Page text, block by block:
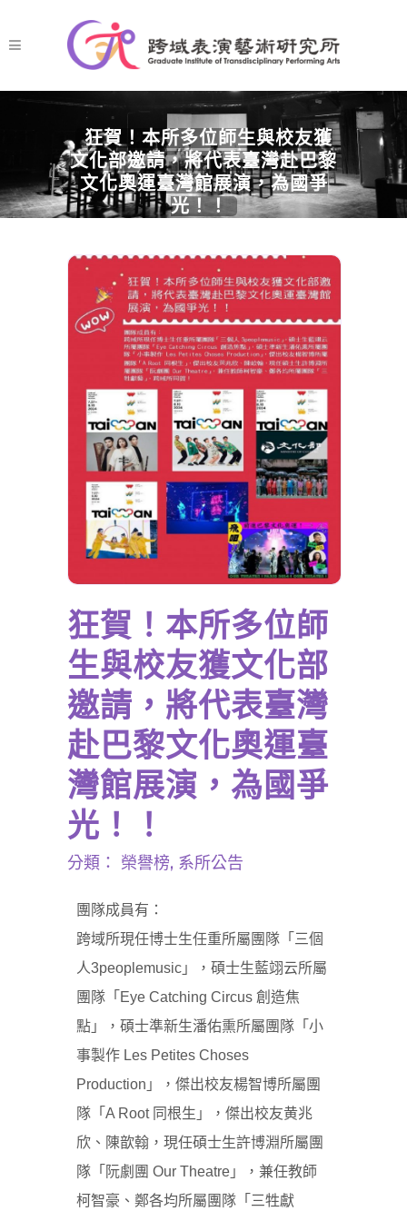
狂賀！本所多位師生與校友獲
文化部邀請，將代表臺灣赴巴黎
文化奧運臺灣館展演，為國爭
光！！
狂賀！本所多位師
生與校友獲文化部
邀請，將代表臺灣
赴巴黎文化奧運臺
灣館展演，為國爭
光！！
分類： 榮譽榜, 系所公告
團隊成員有：
跨域所現任博士生任重所屬團隊「三個
人3peoplemusic」，碩士生藍翊云所屬
團隊「Eye Catching Circus 創造焦
點」，碩士準新生潘佑熏所屬團隊「小
事製作 Les Petites Choses
Production」，傑出校友楊智博所屬團
隊「A Root 同根生」，傑出校友黄兆
欣、陳歆翰，現任碩士生許博淵所屬團
隊「阮劇團 Our Theatre」，兼任教師
柯智豪、鄭各均所屬團隊「三牲獻